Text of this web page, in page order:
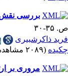
بررسی نقش
ص. ۳۵-۳۰
فرید ذاکرشبیری
چکیده (۲۰۸۹ مشاهده)
مروری بر